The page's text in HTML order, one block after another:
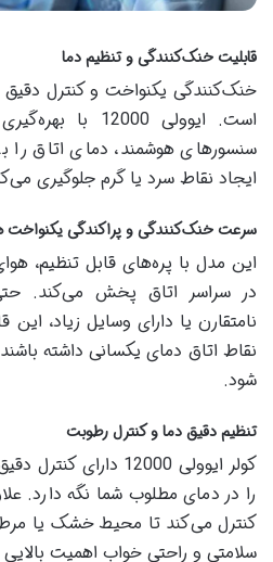
قابلیت خنک‌کنندگی و تنظیم دما
خنک‌کنندگی یکنواخت و کنترل
است. ایوولی
سنسورهای هوشمند، دمای اتاق
ایجاد نقاط سرد یا گرم جلوگیری
سرعت خنک‌کنندگی و پراکندگی یکنواخت
این مدل با پره‌های قابل تنظیم،
در سراسر اتاق پخش می‌کند.
نامتقارن یا دارای وسایل زیاد،
نقاط اتاق دمای یکسانی داشته
شود.
تنظیم دقیق دما و کنترل رطوبت
کولر ایوولی 12000
را در دمای مطلوب شما نگه دارد.
کنترل می‌کند تا محیط خشک یا
سلامتی و راحتی خواب اهمیت بالایی